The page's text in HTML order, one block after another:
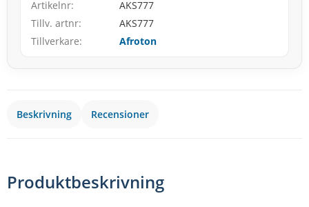
Artikelnr
AKS777
Tillv. artnr
AKS777
Tillverkare
Afroton
Beskrivning Recensioner
Produktbeskrivning